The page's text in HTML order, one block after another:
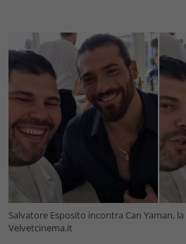
Salvatore Esposito incontra Can Yaman,
Velvetcinema.it